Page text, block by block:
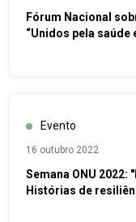
Fórum Nacional
“Unidos pela saúde
Evento
16 outubro 2022
Semana ONU
Histórias de